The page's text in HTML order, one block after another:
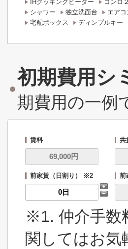
IHクッキングヒーター
コンロ
シャワー
独立洗面台 エアコ
宅配ボックス
ディンプルキー
初期費用シ
期費用の一例
賃料 共
前家賃（日割り） ※2 前
※1. 仲介手数
関してはお気